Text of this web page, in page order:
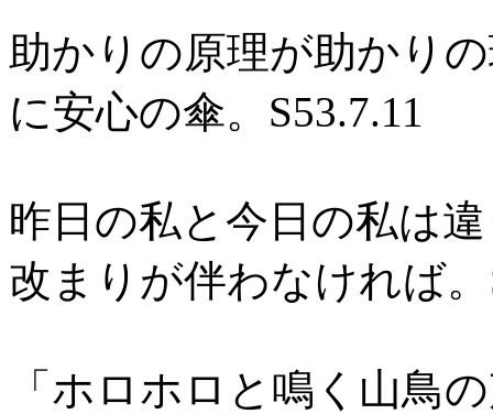
助かりの原理が助かり
に安心の傘。S53.7.11
昨日の私と今日の私は
改まりが伴わなければ。
「ホロホロと鳴く山鳥